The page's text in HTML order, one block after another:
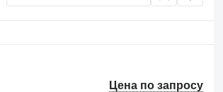
Цена по запросу